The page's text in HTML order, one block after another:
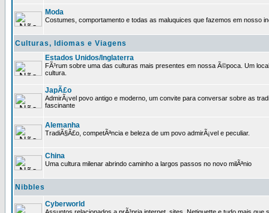
Moda
Costumes, comportamento e todas as maluquices que fazemos em nosso
Culturas, Idiomas e Viagens
Estados Unidos/Inglaterra
FÃ³rum sobre uma das culturas mais presentes em nossa Ã©poca. Um
cultura.
JapÃ£o
AdmirÃ¡vel povo antigo e moderno, um convite para conversar sobre as
fascinante
Alemanha
TradiÃ§Ã£o, competÃªncia e beleza de um povo admirÃ¡vel e peculiar.
China
Uma cultura milenar abrindo caminho a largos passos no novo milÃªnio
Nibbles
Cyberworld